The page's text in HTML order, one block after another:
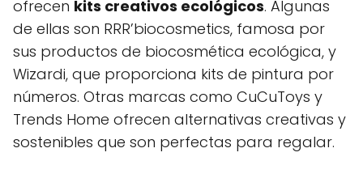
ofrecen kits creativos ecológicos. Algunas
de ellas son RRR’biocosmetics, famosa por
sus productos de biocosmética ecológica, y
Wizardi, que proporciona kits de pintura por
números. Otras marcas como CuCuToys y
Trends Home ofrecen alternativas creativas y
sostenibles que son perfectas para regalar.